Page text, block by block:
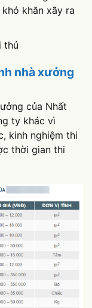
khăn xãy ra
thủ
nhà xưởng
của Nhất
ty khác vì
kinh nghiệm thi
thời gian thi